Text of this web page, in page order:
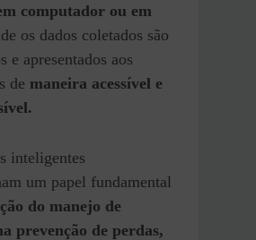
computador ou em
os dados coletados são
e apresentados aos
de maneira acessível e
inteligentes
um papel fundamental
do manejo de
prevenção de perdas,